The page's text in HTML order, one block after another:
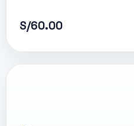
S/60.00